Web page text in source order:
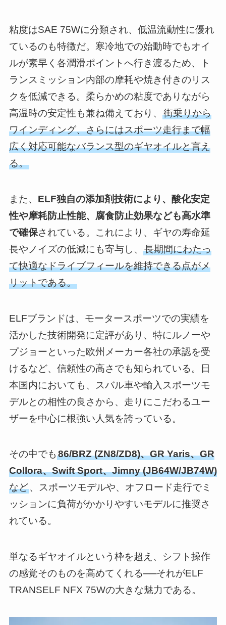
粘度はSAE 75Wに分類され、低温流動性に優れ
ているのも特徴だ。寒冷地での始動時でもオイ
ルが素早く各潤滑ポイントへ行き渡るため、ト
ランスミッション内部の摩耗や焼き付きのリス
クを低減できる。柔らかめの粘度でありながら
高温時の安定性も兼ね備えており、 街乗りから
ワインディング、さらにはスポーツ走行まで幅
広く対応可能なバランス型のギヤオイルと言え
る。
また、 ELF独自の添加剤技術により、酸化安定
性や摩耗防止性能、腐食防止効果なども高水準
で確保されている。これにより、ギヤの寿命延
長やノイズの低減にも寄与し、 長期間にわたっ
て快適なドライブフィールを維持できる点がメ
リットである。
ELFブランドは、モータースポーツでの実績を
活かした技術開発に定評があり、特にルノーや
プジョーといった欧州メーカー各社の承認を受
けるなど、信頼性の高さでも知られている。日
本国内においても、スバル車や輸入スポーツモ
デルとの相性の良さから、走りにこだわるユー
ザーを中心に根強い人気を誇っている。
その中でも 86/BRZ (ZN8/ZD8)、GR Yaris、GR
Collora、Swift Sport、Jimny (JB64W/JB74W)
など、スポーツモデルや、オフロード走行でミ
ッションに負荷がかかりやすいモデルに推奨さ
れている。
単なるギヤオイルという枠を超え、シフト操作
の感覚そのものを高めてくれる──それがELF
TRANSELF NFX 75Wの大きな魅力である。